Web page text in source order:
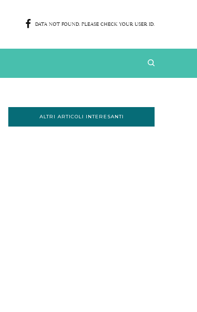
DATA NOT FOUND. PLEASE CHECK YOUR USER ID.
ALTRI ARTICOLI INTERESANTI